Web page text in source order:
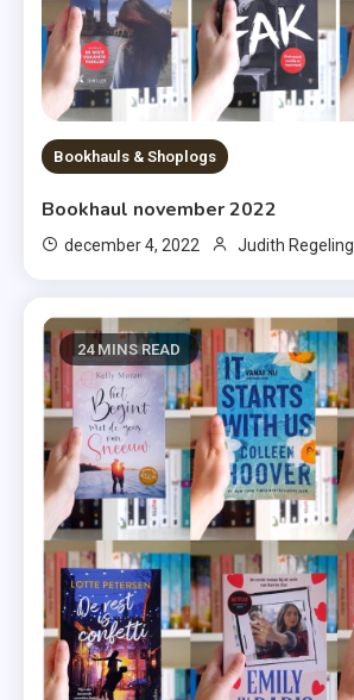
Bookhauls & Shoplogs
Bookhaul november 2022
december 4, 2022 Judith Regeling
24 MINS READ